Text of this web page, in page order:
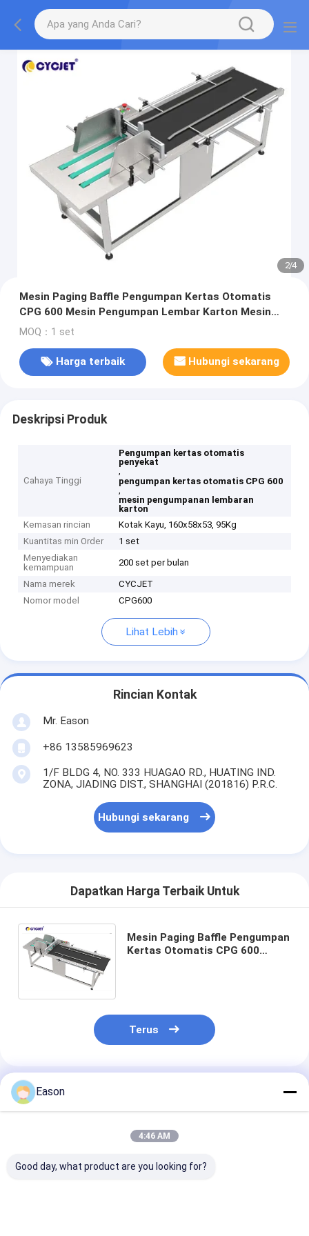
2/4
Mesin Paging Baffle Pengumpan Kertas Otomatis
CPG 600 Mesin Pengumpan Lembar Karton Mesin
Pagination
MOQ：1 set
Harga terbaik Hubungi sekarang
Deskripsi Produk
Cahaya Tinggi
Pengumpan kertas otomatis
penyekat
,
pengumpan kertas otomatis CPG 600
,
mesin pengumpanan lembaran
karton
Kemasan rincian
Kotak Kayu, 160x58x53, 95Kg
Kuantitas min Order
1 set
Menyediakan
kemampuan
200 set per bulan
Nama merek
CYCJET
Nomor model
CPG600
Lihat Lebih
Rincian Kontak
Mr. Eason
+86 13585969623
1/F BLDG 4, NO. 333 HUAGAO RD., HUATING IND.
ZONA, JIADING DIST., SHANGHAI (201816) P.R.C.
Hubungi sekarang
Dapatkan Harga Terbaik Untuk
Mesin Paging Baffle Pengumpan
Kertas Otomatis CPG 600
Terus
Rekomendasi Produk
Eason
4:46 AM
Good day, what product are you looking for?